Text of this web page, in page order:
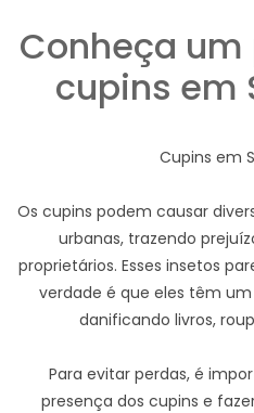
Conheça
cupins em
Cupins em
Os cupins podem causar
urbanas, trazendo
proprietários. Esses insetos
verdade é que eles têm
danificando livros,
Para evitar perdas, é
presença dos cupins e